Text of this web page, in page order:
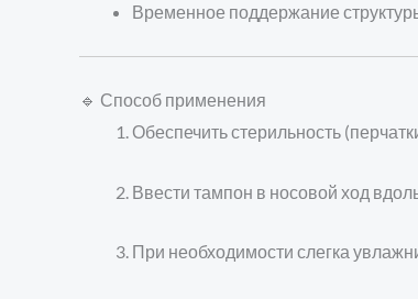
Временное поддержание
🔹 Способ применения
Обеспечить стерильность
Ввести тампон в носовой ход
При необходимости слегка